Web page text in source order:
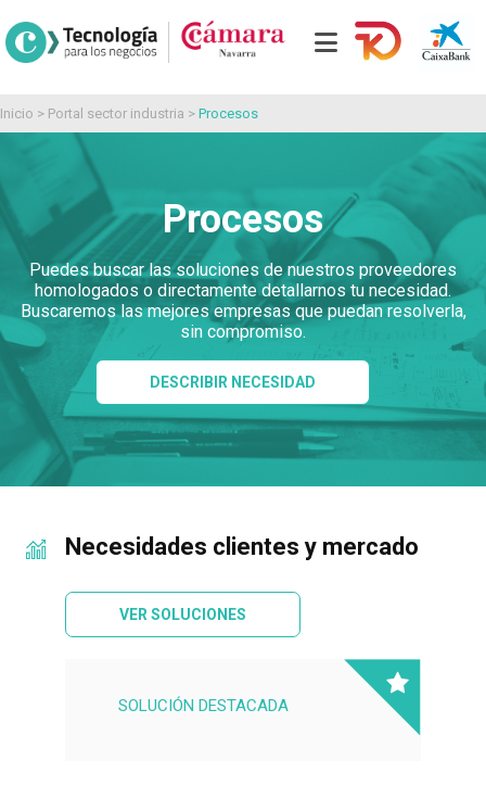
Inicio > Portal sector industria > Procesos
Procesos
Puedes buscar las soluciones de nuestros proveedores
homologados o directamente detallarnos tu necesidad.
Buscaremos las mejores empresas que puedan resolverla,
sin compromiso.
DESCRIBIR NECESIDAD
Necesidades clientes y mercado
VER SOLUCIONES
SOLUCIÓN DESTACADA